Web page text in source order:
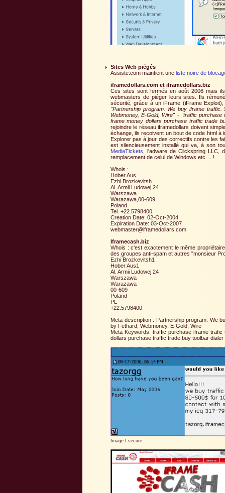
Sites Web piégés
Assiste.com maintient une liste noire de
iframedollars.com et iframedollars.biz
Ces sites sont fermés en août 2006 mais
webmasters de piéger leurs sites. Ils
sécurité, grâce à un iFrame (iFrame
"Partnership program. We buy iframe
Webmoney, E-Gold, Wire" - "traffic
frame money dollars purchase traffic trade
rejoindre le réseau iframedollars doivent
échange, ils recoivent un bout de code html
Explorer pas à jour des correctifs contre les
est silencieusement installé qui va, à son
MediaTickets , l'adware de Clickspring LLC,
remplacement de celui de Windows etc. ...!
Whois :
Hober Aus
Ezhi Brozkevitsh
Al. Armii Ludowej 24
Warszawa
Warazawa,00-609
Poland
Tel. +22.5798400
Creation Date: 02-Oct-2004
Expiration Date: 03-Oct-2007
webmaster@iframedollars.com
Iframecash.biz
Whois : c'est exactement le même
des groupes anti-spam et autres "monsieur
Ezhi Brozkevitsh1
Hober Aus1
Al. Armii Ludowej 24
Warszawa
Warazawa
00-609
Poland
PL
+22.5798400
Meta description : Partnership program. We
by Fethard, Webmoney, E-Gold, Wire
Meta Keywords: traffic purchase iframe
dollars purchase traffic trade buy toolbar
Image f-secure